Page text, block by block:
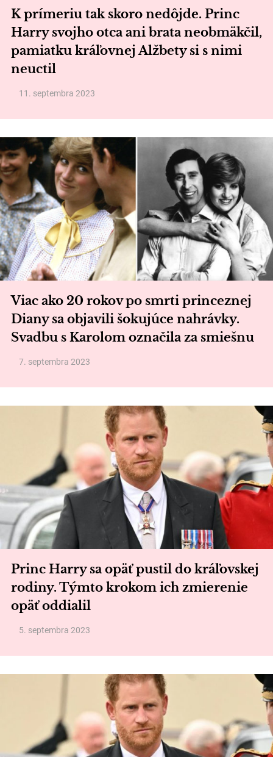
K prímeriu tak skoro nedôjde. Princ
Harry svojho otca ani brata neobmäkčil,
pamiatku kráľovnej Alžbety si s nimi
neuctil
11. septembra 2023
Viac ako 20 rokov po smrti princeznej
Diany sa objavili šokujúce nahrávky.
Svadbu s Karolom označila za smiešnu
7. septembra 2023
Princ Harry sa opäť pustil do kráľovskej
rodiny. Týmto krokom ich zmierenie
opäť oddialil
5. septembra 2023